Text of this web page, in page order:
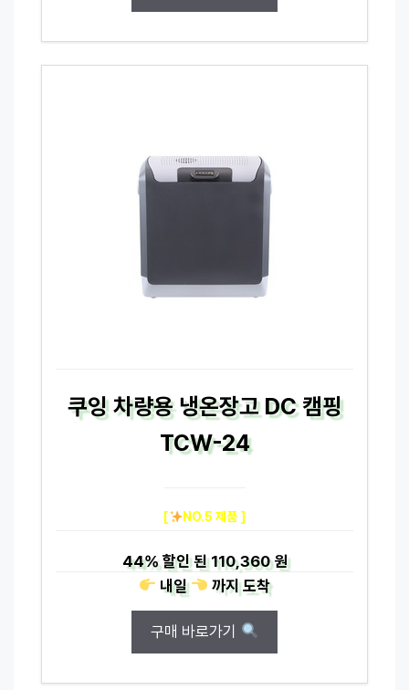
쿠잉 차량용 냉온장고 DC 캠핑
TCW-24
[ NO.5 제품 ]
44%할인 된110,360 원
내일
까지도착
구매 바로가기